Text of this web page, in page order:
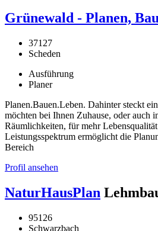
Grünewald - Planen,
37127
Scheden
Ausführung
Planer
Planen.Bauen.Leben. Dahinter steckt
möchten bei Ihnen Zuhause, oder auch
Räumlichkeiten, für mehr
Leistungsspektrum ermöglicht die
Bereich
Profil ansehen
NaturHausPlan
95126
Schwarzbach